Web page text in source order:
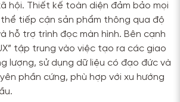
hội. Thiết kế toàn diện đảm bảo mọi
tiếp cận sản phẩm thông qua độ
hỗ trợ trình đọc màn hình. Bên cạnh
tập trung vào việc tạo ra các giao
lượng, sử dụng dữ liệu có đạo đức và
phần cứng, phù hợp với xu hướng